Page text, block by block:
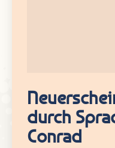
durch
Conrad